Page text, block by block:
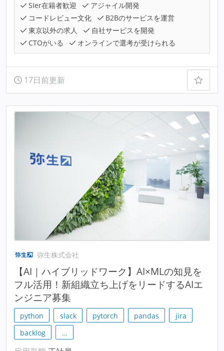
SIer在籍者歓迎
アジャイル開発
コードレビュー文化
B2Bのサービスを運営
東京以外の求人
自社サービスを開発
CTOがいる
オンラインで選考が受けられる
17日前更新
弥生株式会社
【AI｜ハイブリッドワーク】AI×MLの知見を
フル活用！新組織立ち上げをリードするAIエ
ンジニア募集
python slack pytorch pandas
jira
backlog
…